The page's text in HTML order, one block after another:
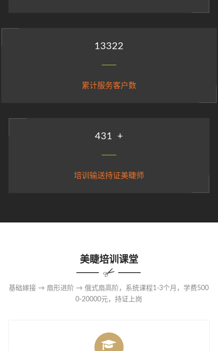
14850
累计服务客户数
480 +
培训输送持证美睫师
美睫培训课堂
基础嫁接 → 扇形进阶 → 俄式扇高阶，系统课程1-3个月，学费500
0-20000元，持证上岗